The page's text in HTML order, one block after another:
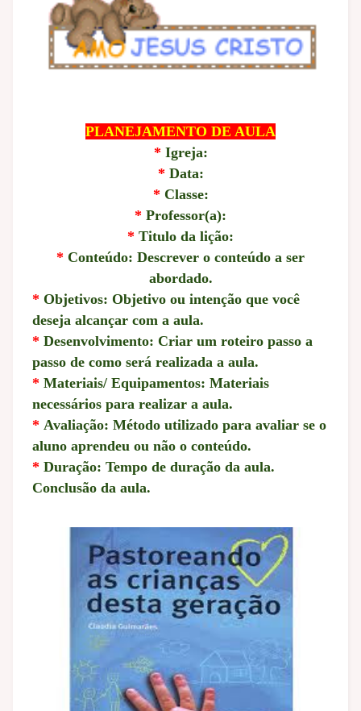
PLANEJAMENTO DE AULA
* Igreja:
* Data:
* Classe:
* Professor(a):
* Titulo da lição:
* Conteúdo: Descrever o conteúdo a ser
abordado.
* Objetivos: Objetivo ou intenção que você
deseja alcançar com a aula.
* Desenvolvimento: Criar um roteiro passo a
passo de como será realizada a aula.
* Materiais/ Equipamentos: Materiais
necessários para realizar a aula.
* Avaliação: Método utilizado para avaliar se o
aluno aprendeu ou não o conteúdo.
* Duração: Tempo de duração da aula.
Conclusão da aula.